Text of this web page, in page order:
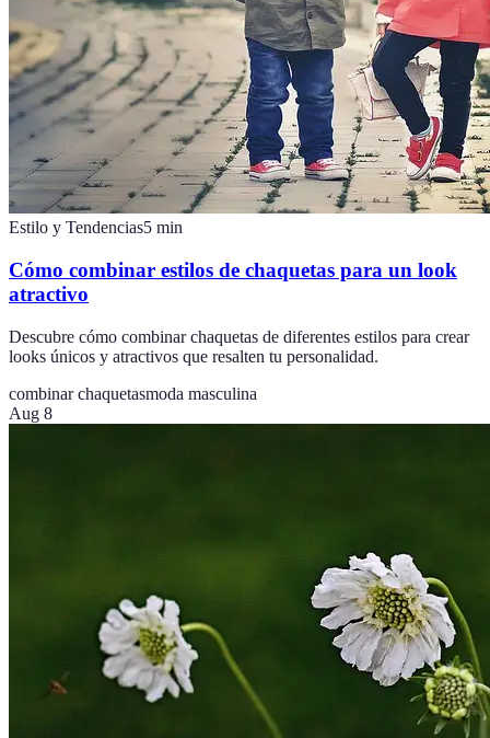
Estilo y Tendencias5 min
Cómo combinar estilos de chaquetas para un look
atractivo
Descubre cómo combinar chaquetas de diferentes estilos para crear
looks únicos y atractivos que resalten tu personalidad.
combinar chaquetasmoda masculina
Aug 8